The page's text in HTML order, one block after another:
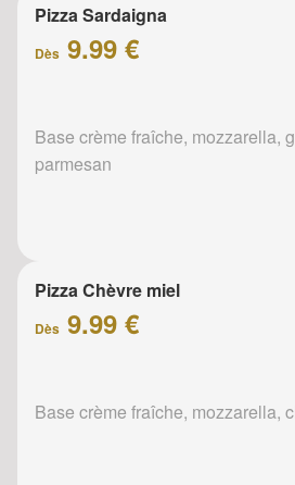
Pizza Sardaigna
Dès 9.99 €
Base crème fraîche, mozzarella,
parmesan
Pizza Chèvre miel
Dès 9.99 €
Base crème fraîche, mozzarella,